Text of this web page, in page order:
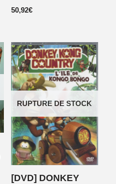
50,92€
RUPTURE DE STOCK
[DVD] DONKEY